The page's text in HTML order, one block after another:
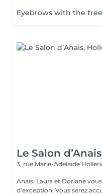
Eyebrows with the
Le Salon d’Anais
3, rue Marie-Adelaïde
Anais, Laura et Doriane
d'exception. Vous serez accueillis dans un cadre raffiné et feutré